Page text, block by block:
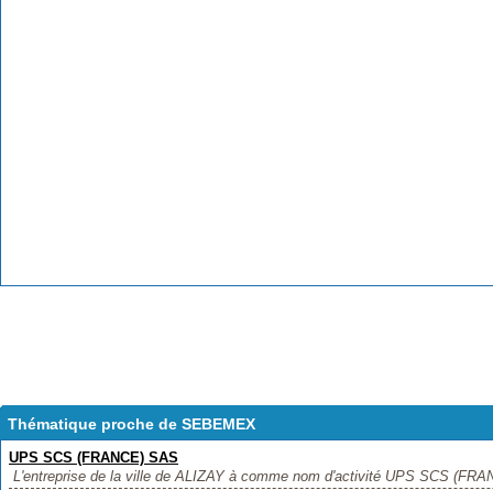
Thématique proche de SEBEMEX
UPS SCS (FRANCE) SAS
L'entreprise de la ville de ALIZAY à comme nom d'activité UPS SCS